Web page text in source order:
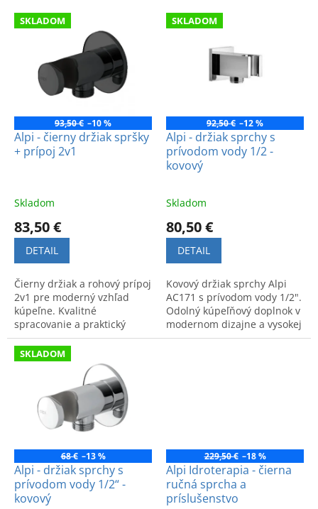
o
V
o
d
u
o
SKLADOM
93,50 € –10 %
Alpi - čierny držiak spršky
+ prípoj 2v1
Skladom
83,50 €
DETAIL
Čierny držiak a rohový prípoj
2v1 pre moderný vzhľad
kúpeľne. Kvalitné
spracovanie a praktický
dizajn. Kód produktu: AC
163NE.
SKLADOM
92,50 € –12 %
Alpi - držiak sprchy s
prívodom vody 1/2 -
kovový
Skladom
80,50 €
DETAIL
Kovový držiak sprchy Alpi
AC171 s prívodom vody 1/2".
Odolný kúpeľňový doplnok v
modernom dizajne a vysokej
kvalite.
SKLADOM
68 € –13 %
Alpi - držiak sprchy s
prívodom vody 1/2“ -
kovový
229,50 € –18 %
Alpi Idroterapia - čierna
ručná sprcha a
príslušenstvo